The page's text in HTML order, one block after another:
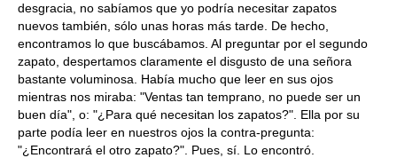
desgracia, no sabíamos que yo podría necesitar zapatos
nuevos también, sólo unas horas más tarde. De hecho,
encontramos lo que buscábamos. Al preguntar por el segundo
zapato, despertamos claramente el disgusto de una señora
bastante voluminosa. Había mucho que leer en sus ojos
mientras nos miraba: "Ventas tan temprano, no puede ser un
buen día", o: "¿Para qué necesitan los zapatos?". Ella por su
parte podía leer en nuestros ojos la contra-pregunta:
"¿Encontrará el otro zapato?". Pues, sí. Lo encontró.